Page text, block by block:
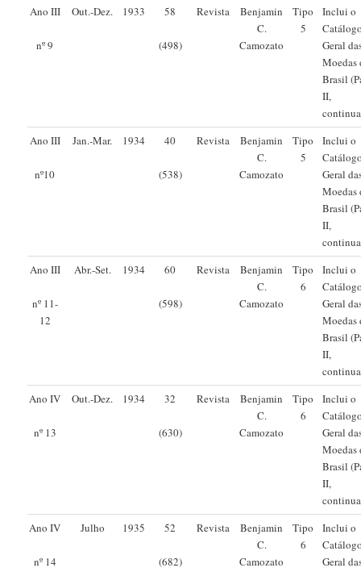
Ano III
nº 9
Out.-Dez. 1933 58
(498)
Revista
Benjamin
C.
Camozato
Tipo
5
Inclui o
Geral
Moedas
Brasil
II,
Ano III
nº10
Jan.-Mar. 1934 40
(538)
Revista
Benjamin
C.
Camozato
Tipo
5
Inclui o
Geral
Moedas
Brasil
II,
Ano III
nº 11-
12
Abr.-Set. 1934 60
(598)
Revista
Benjamin
C.
Camozato
Tipo
6
Inclui o
Geral
Moedas
Brasil
II,
Ano IV
nº 13
Out.-Dez. 1934 32
(630)
Revista
Benjamin
C.
Camozato
Tipo
6
Inclui o
Geral
Moedas
Brasil
II,
Ano IV
nº 14
Julho 1935 52
(682)
Revista
Benjamin
C.
Camozato
Tipo
6
Inclui o
Geral